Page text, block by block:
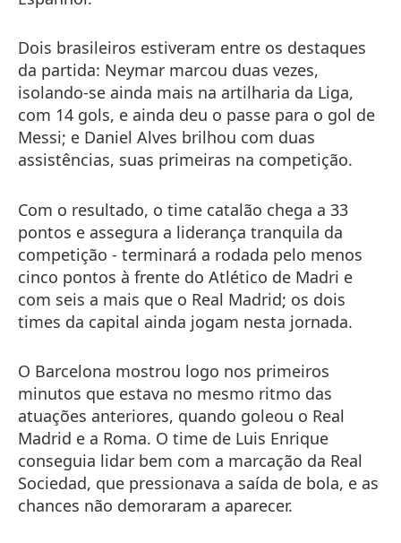
Dois brasileiros estiveram entre os destaques
da partida: Neymar marcou duas vezes,
isolando-se ainda mais na artilharia da Liga,
com 14 gols, e ainda deu o passe para o gol de
Messi; e Daniel Alves brilhou com duas
assistências, suas primeiras na competição.
Com o resultado, o time catalão chega a 33
pontos e assegura a liderança tranquila da
competição - terminará a rodada pelo menos
cinco pontos à frente do Atlético de Madri e
com seis a mais que o Real Madrid; os dois
times da capital ainda jogam nesta jornada.
O Barcelona mostrou logo nos primeiros
minutos que estava no mesmo ritmo das
atuações anteriores, quando goleou o Real
Madrid e a Roma. O time de Luis Enrique
conseguia lidar bem com a marcação da Real
Sociedad, que pressionava a saída de bola, e as
chances não demoraram a aparecer.